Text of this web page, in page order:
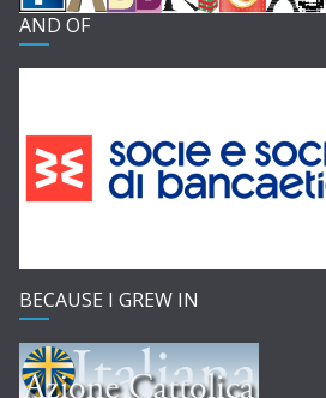
AND OF
BECAUSE I GREW IN